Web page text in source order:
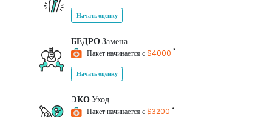
Начать оценку
БЕДРОЗамена
Пакет начинается с$4000 *
Начать оценку
ЭКОУход
Пакет начинается с$3200 *